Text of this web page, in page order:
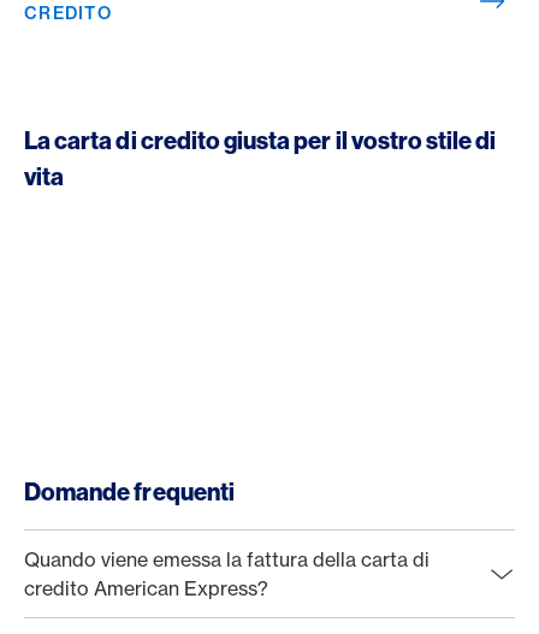
CREDITO
La carta di credito giusta per il vostro stile di
vita
Domande frequenti
Quando viene emessa la fattura della carta di
credito American Express?